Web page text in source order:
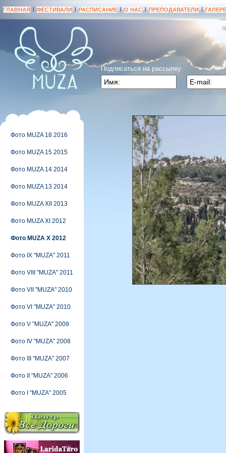
ГЛАВНАЯ | ФЕСТИВАЛИ | РАСПИСАНИЕ | О НАС | ПРЕПОДАВАТЕЛИ |
Подписаться на рассылку
Фото MUZA 18 2016
Фото MUZA 15 2015
Фото MUZA 14 2014
Фото MUZA 13 2014
Фото MUZA XII 2013
Фото MUZA XI 2012
Фото MUZA X 2012
Фото IX "MUZA" 2011
Фото VIII "MUZA" 2011
Фото VII "MUZA" 2010
Фото VI "MUZA" 2010
Фото V "MUZA" 2009
Фото IV "MUZA" 2008
Фото III "MUZA" 2007
Фото II "MUZA" 2006
Фото I "MUZA" 2005